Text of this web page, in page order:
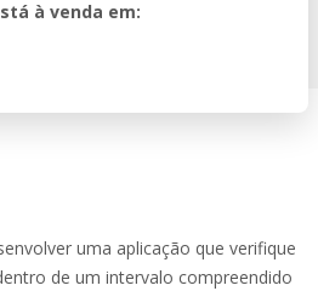
à venda em:
uma aplicação que verifique
de um intervalo compreendido